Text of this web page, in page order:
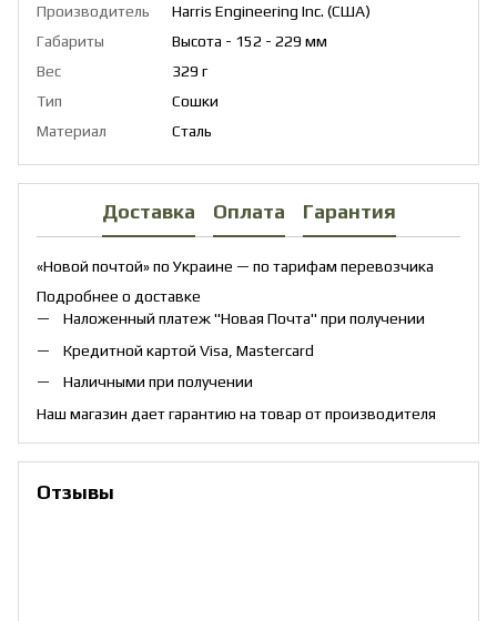
Производитель
Harris Engineering Inc. (США)
Габариты
Высота - 152 - 229 мм
Вес
329 г
Тип
Сошки
Материал
Сталь
Доставка Оплата Гарантия
«Новой почтой» по Украине — по тарифам перевозчика
Подробнее о доставке
Наложенный платеж "Новая Почта" при получении
Кредитной картой Visa, Mastercard
Наличными при получении
Наш магазин дает гарантию на товар от производителя
Отзывы